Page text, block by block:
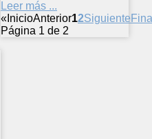
Leer más ...
« InicioAnterior12Siguiente
Página 1 de 2